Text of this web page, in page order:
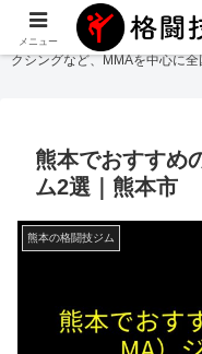
格闘技ジムまとめ
では総合格闘
クシングなど、MMAを中心に
熊本でおすすめ
ム2選｜熊本市
熊本の格闘技ジム
メニュー